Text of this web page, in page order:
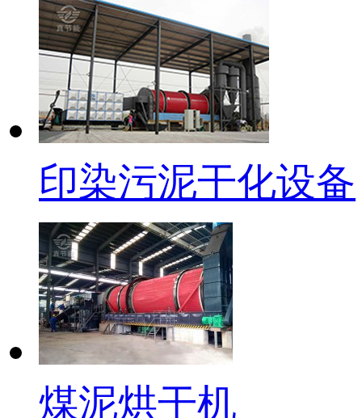
印染污泥干化设备
煤泥烘干机